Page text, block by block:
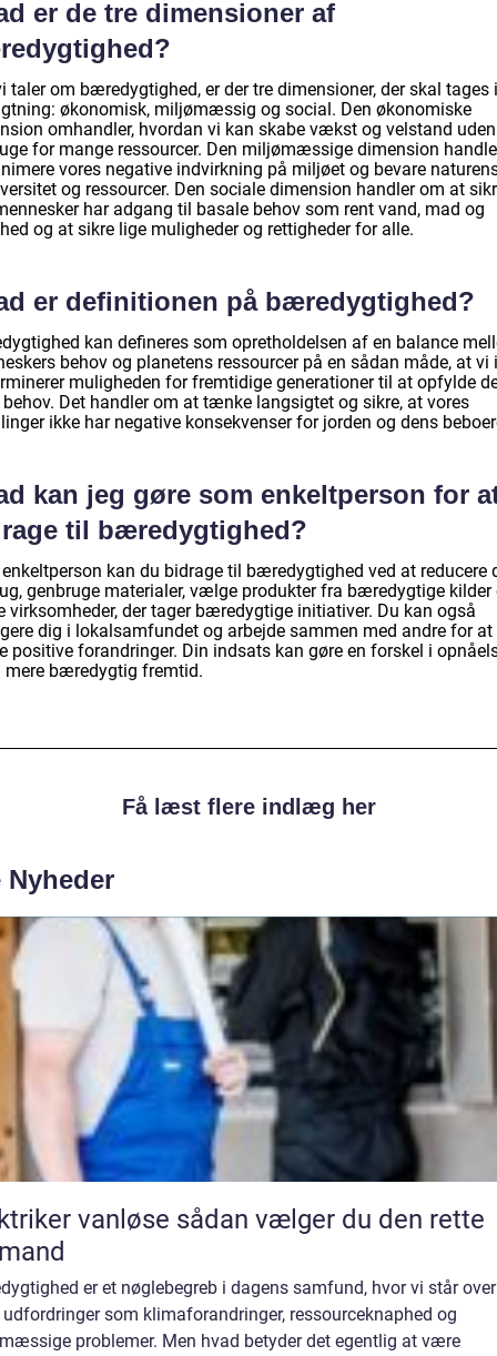
er de tre dimensioner af
taler om bæredygtighed, er der tre dimensioner, der skal tages i
økonomisk, miljømæssig og social. Den økonomiske
omhandler, hvordan vi kan skabe vækst og velstand
for mange ressourcer. Den miljømæssige dimension
vores negative indvirkning på miljøet og bevare
og ressourcer. Den sociale dimension handler om at
har adgang til basale behov som rent vand, mad og
og at sikre lige muligheder og rettigheder for alle.
er definitionen på bæredygtighed?
kan defineres som opretholdelsen af en balance
behov og planetens ressourcer på en sådan måde, at vi
muligheden for fremtidige generationer til at opfylde
behov. Det handler om at tænke langsigtet og sikre, at vores
ikke har negative konsekvenser for jorden og dens
kan jeg gøre som enkeltperson for
til bæredygtighed?
kan du bidrage til bæredygtighed ved at reducere
genbruge materialer, vælge produkter fra bæredygtige kilder
virksomheder, der tager bæredygtige initiativer. Du kan også
dig i lokalsamfundet og arbejde sammen med andre for at
positive forandringer. Din indsats kan gøre en forskel i
mere bæredygtig fremtid.
Få læst flere indlæg her
Nyheder
vanløse sådan vælger du den rette
er et nøglebegreb i dagens samfund, hvor vi står
som klimaforandringer, ressourceknaphed og
problemer. Men hvad betyder det egentlig at være